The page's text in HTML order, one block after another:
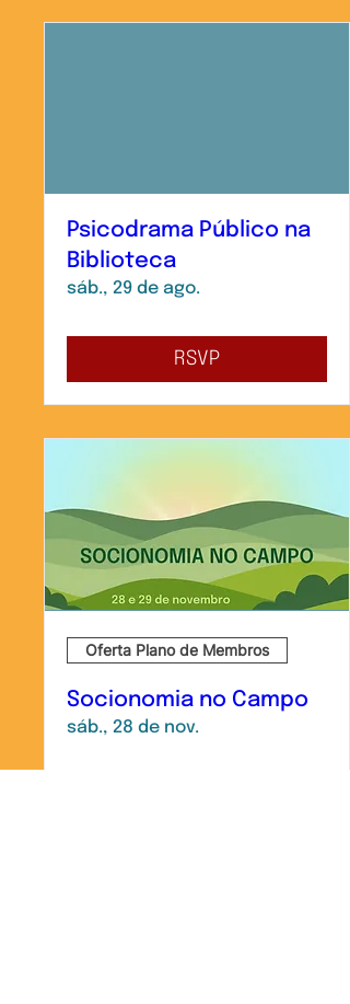
Psicodrama Público na
Biblioteca
sáb., 29 de ago.
RSVP
Oferta Plano de Membros
Socionomia no Campo
sáb., 28 de nov.